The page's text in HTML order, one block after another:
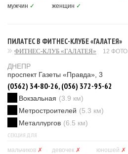
мужчин ✓ женщин ✓
ПИЛАТЕС В ФИТНЕС-КЛУБЕ «ГАЛАТЕЯ»
ФИТНЕС-КЛУБ «ГАЛАТЕЯ» 12 ФОТО
ДНЕПР
проспект Газеты «Правда», 3
(0562) 34-80-26, (056) 372-95-62
Вокзальная (3.9 км)
Метростроителей (5.3 км)
Металлургов (6.5 км)
СЕКЦИЯ ДЛЯ
мальчиков ✗ девочек ✗ юношей ✗